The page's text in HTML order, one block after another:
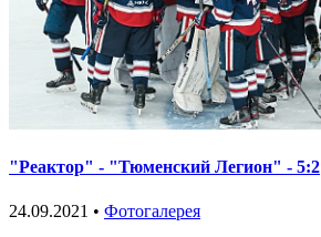
"Реактор" - "Тюменский Легион" - 5:2
24.09.2021 • Фотогалерея